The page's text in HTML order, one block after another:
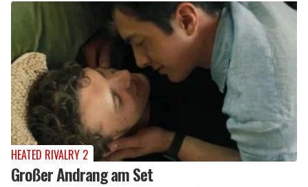
HEATED RIVALRY 2
Großer Andrang am Set